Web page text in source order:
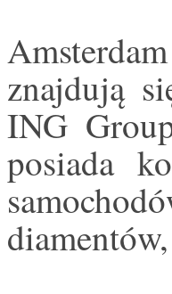
znajdują
ING
posiada